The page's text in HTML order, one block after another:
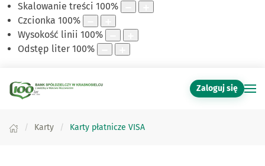
Skalowanie treści 100%
Czcionka 100%
Wysokość linii 100%
Odstęp liter 100%
Zaloguj się
Karty Karty płatnicze VISA